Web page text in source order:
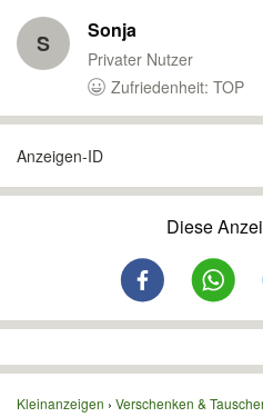
S Sonja
Privater Nutzer
Zufriedenheit: TOP
Anzeigen-ID
Diese
Kleinanzeigen Verschenken &